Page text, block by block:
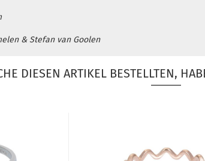
& Stefan van Goolen
DIESEN ARTIKEL BESTELLTEN,